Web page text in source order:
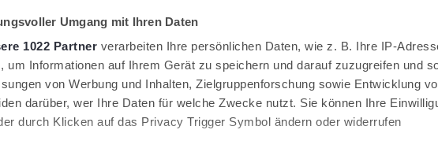
Umgang mit Ihren Daten
1022 Partner verarbeiten Ihre persönlichen Daten, wie z. B. Ihre IP-
um Informationen auf Ihrem Gerät zu speichern und darauf zuzugreifen und
von Werbung und Inhalten, Zielgruppenforschung sowie Entwicklung
darüber, wer Ihre Daten für welche Zwecke nutzt. Sie können Ihre
durch Klicken auf das Privacy Trigger Symbol ändern oder widerrufen